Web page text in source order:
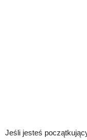
Jeśli jesteś